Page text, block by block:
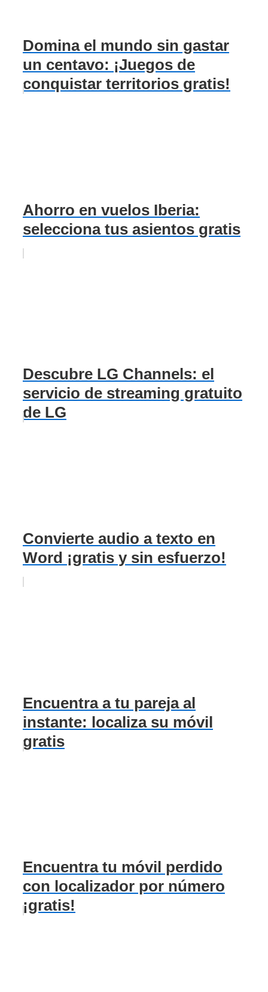
Domina el mundo sin gastar
un centavo: ¡Juegos de
conquistar territorios gratis!
Ahorro en vuelos Iberia:
selecciona tus asientos gratis
Descubre LG Channels: el
servicio de streaming gratuito
de LG
Convierte audio a texto en
Word ¡gratis y sin esfuerzo!
Encuentra a tu pareja al
instante: localiza su móvil
gratis
Encuentra tu móvil perdido
con localizador por número
¡gratis!